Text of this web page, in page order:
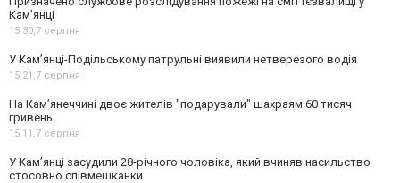
Кам’янці
15:30,7 серпня
У Кам’янці-Подільському патрульні виявили нетверезого водія
15:21,7 серпня
На Камʼянеччині двоє жителів "подарували" шахраям 60 тисяч
гривень
15:11,7 серпня
У Камʼянці засудили 28-річного чоловіка, який вчиняв насильство
стосовно співмешканки